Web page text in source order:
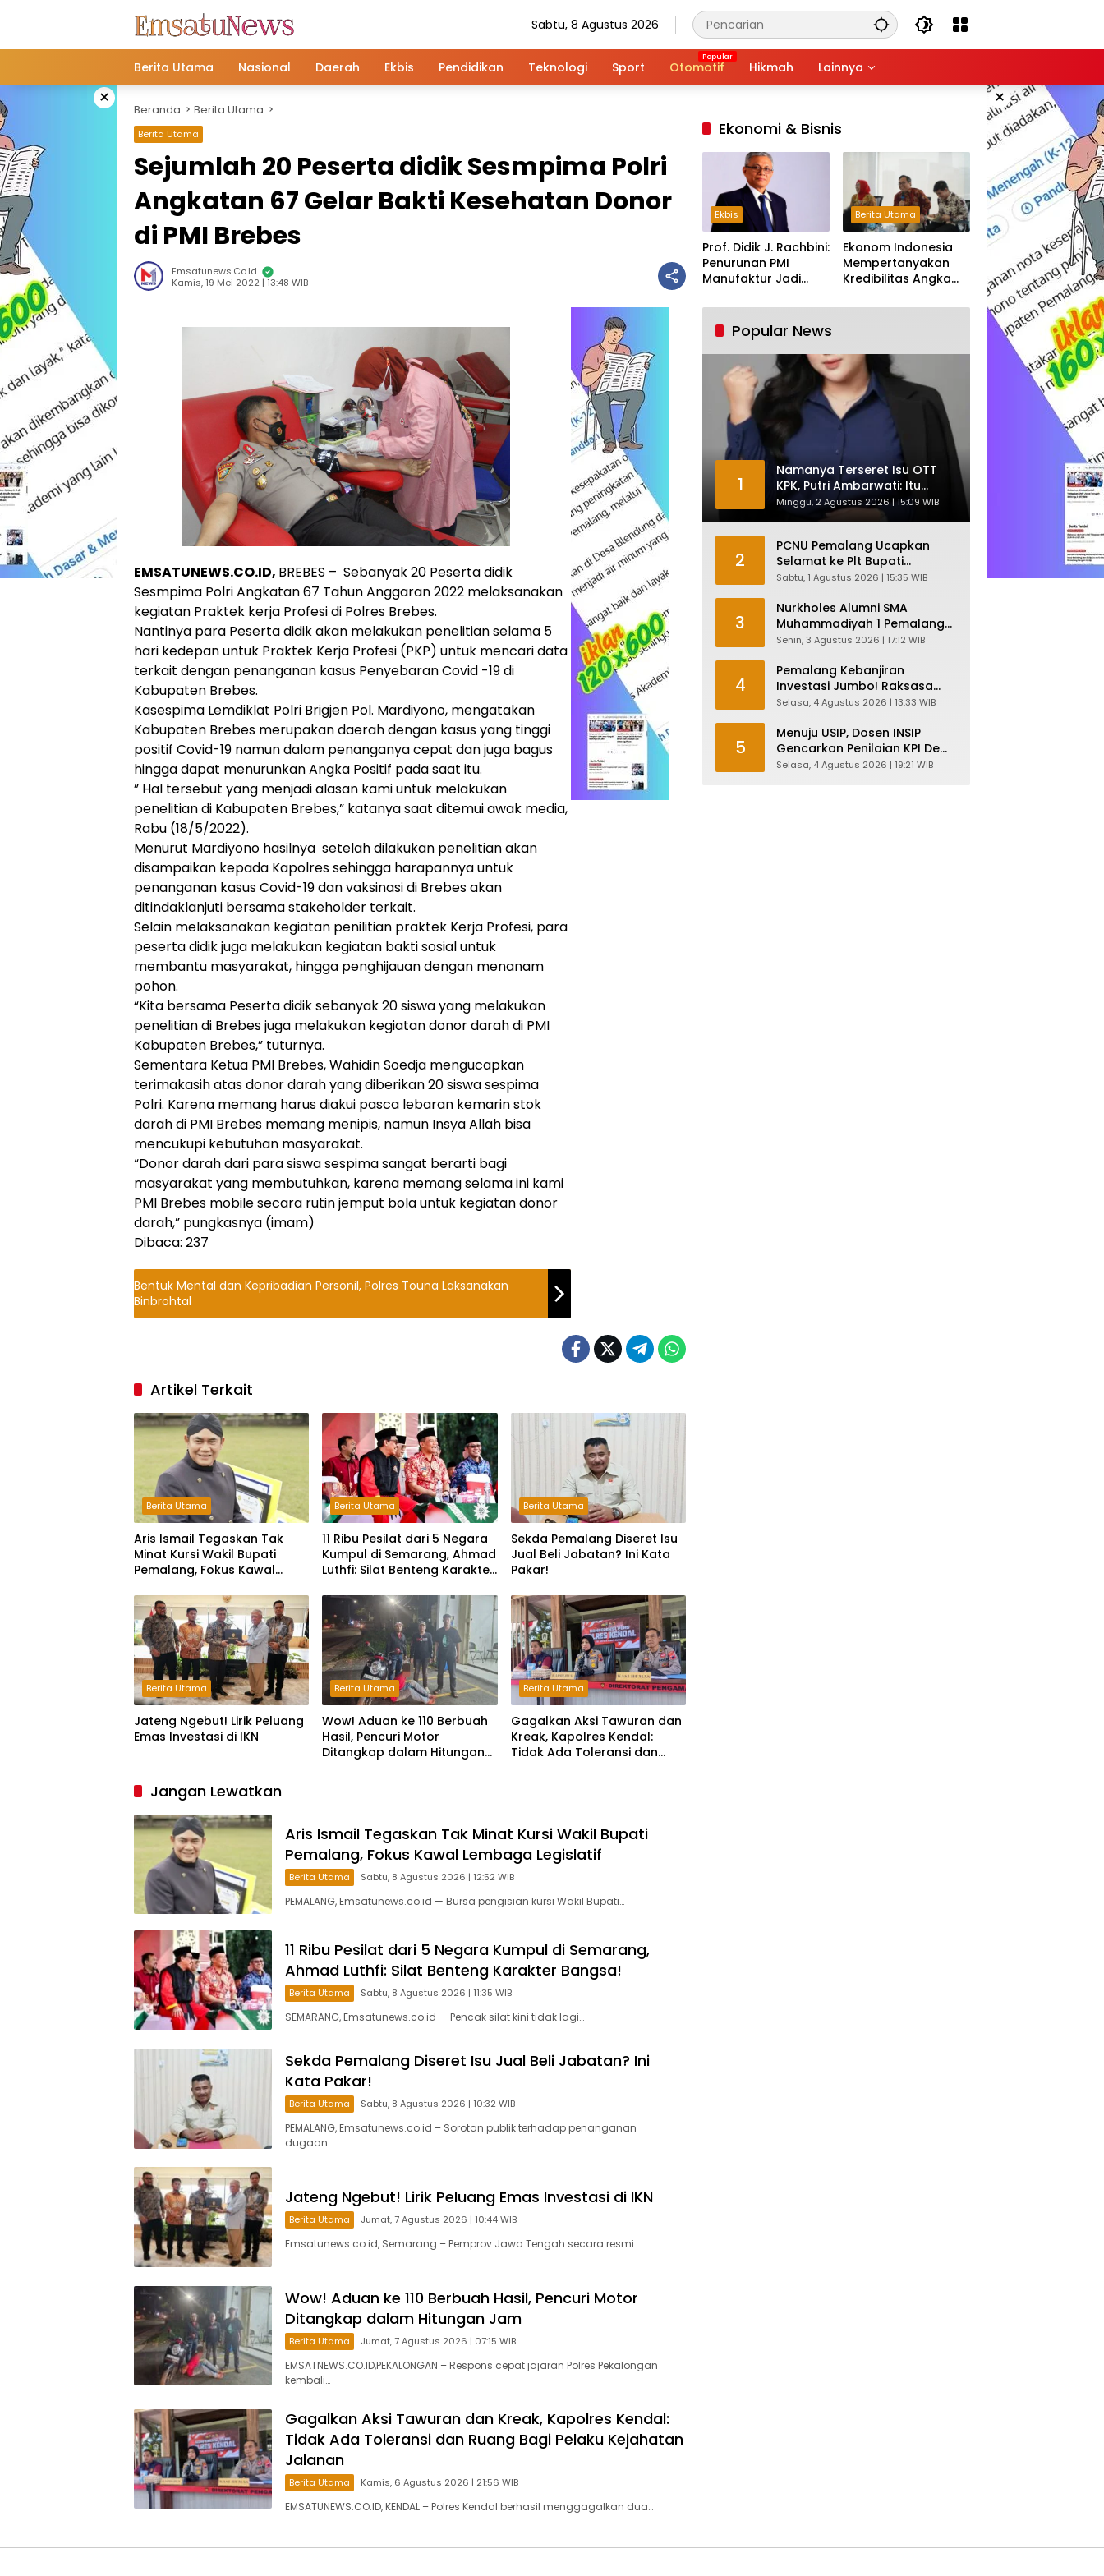
Sabtu, 8 Agustus 2026
Berita Utama Nasional Daerah Ekbis Pendidikan Teknologi Sport Otomotif Hikmah Lainnya
× ×
Beranda Berita Utama
Berita Utama
Sejumlah 20 Peserta didik Sesmpima Polri
Angkatan 67 Gelar Bakti Kesehatan Donor
di PMI Brebes
Emsatunews.co.id
Kamis, 19 Mei 2022 | 13:48 WIB
EMSATUNEWS.CO.ID, BREBES – Sebanyak 20 Peserta didik
Sesmpima Polri Angkatan 67 Tahun Anggaran 2022 melaksanakan
kegiatan Praktek kerja Profesi di Polres Brebes.
Nantinya para Peserta didik akan melakukan penelitian selama 5
hari kedepan untuk Praktek Kerja Profesi (PKP) untuk mencari data
terkait dengan penanganan kasus Penyebaran Covid -19 di
Kabupaten Brebes.
Kasespima Lemdiklat Polri Brigjen Pol. Mardiyono, mengatakan
Kabupaten Brebes merupakan daerah dengan kasus yang tinggi
positif Covid-19 namun dalam penanganya cepat dan juga bagus
hingga dapat menurunkan Angka Positif pada saat itu.
” Hal tersebut yang menjadi alasan kami untuk melakukan
penelitian di Kabupaten Brebes,” katanya saat ditemui awak media,
Rabu (18/5/2022).
Menurut Mardiyono hasilnya setelah dilakukan penelitian akan
disampaikan kepada Kapolres sehingga harapannya untuk
penanganan kasus Covid-19 dan vaksinasi di Brebes akan
ditindaklanjuti bersama stakeholder terkait.
Selain melaksanakan kegiatan penilitian praktek Kerja Profesi, para
peserta didik juga melakukan kegiatan bakti sosial untuk
membantu masyarakat, hingga penghijauan dengan menanam
pohon.
“Kita bersama Peserta didik sebanyak 20 siswa yang melakukan
penelitian di Brebes juga melakukan kegiatan donor darah di PMI
Kabupaten Brebes,” tuturnya.
Sementara Ketua PMI Brebes, Wahidin Soedja mengucapkan
terimakasih atas donor darah yang diberikan 20 siswa sespima
Polri. Karena memang harus diakui pasca lebaran kemarin stok
darah di PMI Brebes memang menipis, namun Insya Allah bisa
mencukupi kebutuhan masyarakat.
“Donor darah dari para siswa sespima sangat berarti bagi
masyarakat yang membutuhkan, karena memang selama ini kami
PMI Brebes mobile secara rutin jemput bola untuk kegiatan donor
darah,” pungkasnya (imam)
Dibaca: 237
Bentuk Mental dan Kepribadian Personil, Polres Touna Laksanakan
Binbrohtal
Artikel Terkait
Berita Utama
Aris Ismail Tegaskan Tak
Minat Kursi Wakil Bupati
Pemalang, Fokus Kawal
Berita Utama
11 Ribu Pesilat dari 5 Negara
Kumpul di Semarang, Ahmad
Luthfi: Silat Benteng Karakter
Berita Utama
Sekda Pemalang Diseret Isu
Jual Beli Jabatan? Ini Kata
Pakar!
Berita Utama
Jateng Ngebut! Lirik Peluang
Emas Investasi di IKN
Berita Utama
Wow! Aduan ke 110 Berbuah
Hasil, Pencuri Motor
Ditangkap dalam Hitungan
Berita Utama
Gagalkan Aksi Tawuran dan
Kreak, Kapolres Kendal:
Tidak Ada Toleransi dan
Jangan Lewatkan
Aris Ismail Tegaskan Tak Minat Kursi Wakil Bupati
Pemalang, Fokus Kawal Lembaga Legislatif
Berita Utama Sabtu, 8 Agustus 2026 | 12:52 WIB
PEMALANG, Emsatunews.co.id — Bursa pengisian kursi Wakil Bupati…
11 Ribu Pesilat dari 5 Negara Kumpul di Semarang,
Ahmad Luthfi: Silat Benteng Karakter Bangsa!
Berita Utama Sabtu, 8 Agustus 2026 | 11:35 WIB
SEMARANG, Emsatunews.co.id — Pencak silat kini tidak lagi…
Sekda Pemalang Diseret Isu Jual Beli Jabatan? Ini
Kata Pakar!
Berita Utama Sabtu, 8 Agustus 2026 | 10:32 WIB
PEMALANG, Emsatunews.co.id – Sorotan publik terhadap penanganan
dugaan…
Jateng Ngebut! Lirik Peluang Emas Investasi di IKN
Berita Utama Jumat, 7 Agustus 2026 | 10:44 WIB
Emsatunews.co.id, Semarang – Pemprov Jawa Tengah secara resmi…
Wow! Aduan ke 110 Berbuah Hasil, Pencuri Motor
Ditangkap dalam Hitungan Jam
Berita Utama Jumat, 7 Agustus 2026 | 07:15 WIB
EMSATNEWS.CO.ID,PEKALONGAN – Respons cepat jajaran Polres Pekalongan
kembali…
Gagalkan Aksi Tawuran dan Kreak, Kapolres Kendal:
Tidak Ada Toleransi dan Ruang Bagi Pelaku Kejahatan
Jalanan
Berita Utama Kamis, 6 Agustus 2026 | 21:56 WIB
EMSATUNEWS.CO.ID, KENDAL – Polres Kendal berhasil menggagalkan dua…
Ekonomi & Bisnis
Ekbis
Prof. Didik J. Rachbini:
Penurunan PMI
Manufaktur Jadi
Industri Nasional
Berita Utama
Ekonom Indonesia
Mempertanyakan
Kredibilitas Angka
Tumbuh Tapi Rapuh
Popular News
1
Namanya Terseret Isu OTT
KPK, Putri Ambarwati: Itu
Hanya Kesamaan Nama
Minggu, 2 Agustus 2026 | 15:09 WIB
2
PCNU Pemalang Ucapkan
Selamat ke Plt Bupati
Nurkholes: Pemimpin Adalah
Sabtu, 1 Agustus 2026 | 15:35 WIB
3
Nurkholes Alumni SMA
Muhammadiyah 1 Pemalang
Angkatan 1986 Resmi
Pesan Ketua Asmam 86
Senin, 3 Agustus 2026 | 17:12 WIB
4
Pemalang Kebanjiran
Investasi Jumbo! Raksasa
Garmen Jepang Siap Bangun
Tenaga Kerja
Selasa, 4 Agustus 2026 | 13:33 WIB
5
Menuju USIP, Dosen INSIP
Gencarkan Penilaian KPI Demi
Mutu Akademik
Selasa, 4 Agustus 2026 | 19:21 WIB